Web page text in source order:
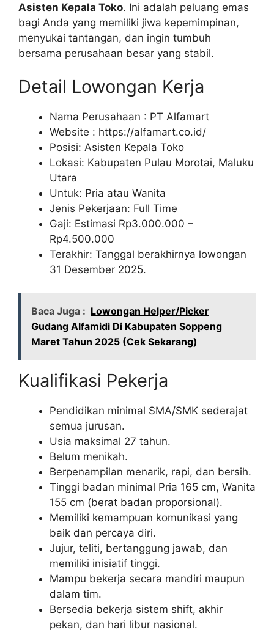
Asisten Kepala Toko. Ini adalah peluang emas
bagi Anda yang memiliki jiwa kepemimpinan,
menyukai tantangan, dan ingin tumbuh
bersama perusahaan besar yang stabil.
Detail Lowongan Kerja
Nama Perusahaan : PT Alfamart
Website : https://alfamart.co.id/
Posisi: Asisten Kepala Toko
Lokasi: Kabupaten Pulau Morotai, Maluku
Utara
Untuk: Pria atau Wanita
Jenis Pekerjaan: Full Time
Gaji: Estimasi Rp3.000.000 –
Rp4.500.000
Terakhir: Tanggal berakhirnya lowongan
31 Desember 2025.
Baca Juga : Lowongan Helper/Picker
Gudang Alfamidi Di Kabupaten Soppeng
Maret Tahun 2025 (Cek Sekarang)
Kualifikasi Pekerja
Pendidikan minimal SMA/SMK sederajat
semua jurusan.
Usia maksimal 27 tahun.
Belum menikah.
Berpenampilan menarik, rapi, dan bersih.
Tinggi badan minimal Pria 165 cm, Wanita
155 cm (berat badan proporsional).
Memiliki kemampuan komunikasi yang
baik dan percaya diri.
Jujur, teliti, bertanggung jawab, dan
memiliki inisiatif tinggi.
Mampu bekerja secara mandiri maupun
dalam tim.
Bersedia bekerja sistem shift, akhir
pekan, dan hari libur nasional.